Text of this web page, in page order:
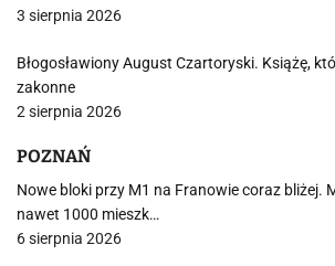
3 sierpnia 2026
Błogosławiony August Czartoryski. Książę,
zakonne
2 sierpnia 2026
POZNAŃ
Nowe bloki przy M1 na Franowie coraz bliżej.
nawet 1000 mieszk…
6 sierpnia 2026